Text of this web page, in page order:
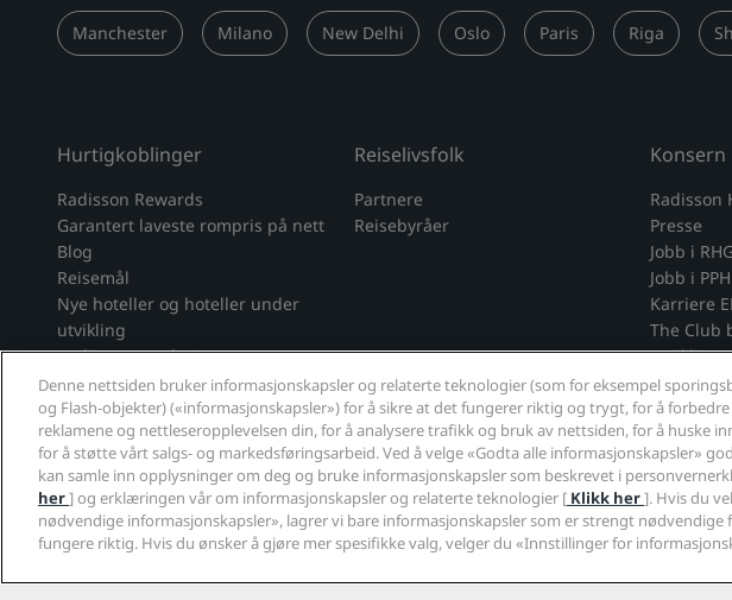
Manchester Milano New Delhi Oslo Paris Riga
Hurtigkoblinger
Radisson Rewards
Garantert laveste rompris på nett
Blog
Reisemål
Nye hoteller og hoteller under
utvikling
Radisson Hotels APP
Sportsgodkjente hoteller
Familievennlige hoteller
Helse og sikkerhet
Reiselivsfolk
Partnere
Reisebyråer
Konsern
Radisson
Presse
Jobb i RHG
Jobb i
Karriere
The Club
Ansvarlig
Innkjøp
Sosiale medier
Radisson Hotels-merker
Opplev appen vår
Opplev Radisson Hotels-appen
Gå
Denne nettsiden bruker informasjonskapsler og relaterte teknologier (som for eksempel
og Flash-objekter) («informasjonskapsler») for å sikre at det fungerer riktig og trygt, for å
reklamene og nettleseropplevelsen din, for å analysere trafikk og bruk av nettsiden, for å huske
for å støtte vårt salgs- og markedsføringsarbeid. Ved å velge «Godta alle informasjonskapsler»
kan samle inn opplysninger om deg og bruke informasjonskapsler som beskrevet i
her] og erklæringen vår om informasjonskapsler og relaterte teknologier [ Klikk her]. Hvis du
nødvendige informasjonskapsler», lagrer vi bare informasjonskapsler som er strengt nødvendige
fungere riktig. Hvis du ønsker å gjøre mer spesifikke valg, velger du «Innstillinger for